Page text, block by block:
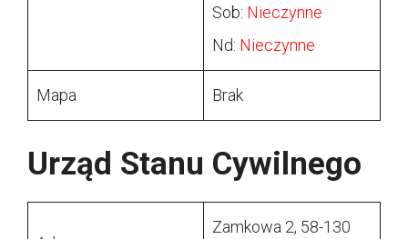
Sob: Nieczynne
Nd: Nieczynne
Mapa Brak
Urząd Stanu Cywilnego
Zamkowa 2, 58-130